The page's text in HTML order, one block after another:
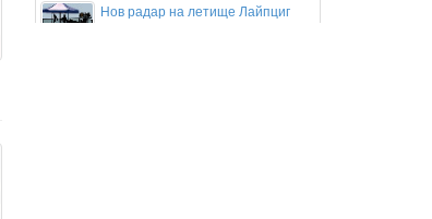
Нов радар на летище Лайпциг